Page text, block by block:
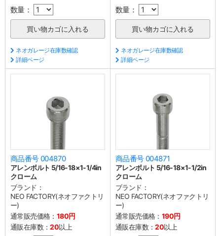
数量：
ネオガレージ在庫数確認
詳細ページ
数量：
ネオガレージ在庫数確認
詳細ページ
商品番号 004870
アレンボルト 5/16-18×1-1/4in
クローム
ブランド：
NEO FACTORY(ネオファクトリ
ー)
通常販売価格： 180円
通販在庫数：20以上
商品番号 004871
アレンボルト 5/16-18×1-1/2in
クローム
ブランド：
NEO FACTORY(ネオファクトリ
ー)
通常販売価格： 190円
通販在庫数：20以上